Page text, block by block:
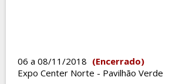
06 a 08/11/2018 (Encerrado)
Expo Center Norte - Pavilhão Verde